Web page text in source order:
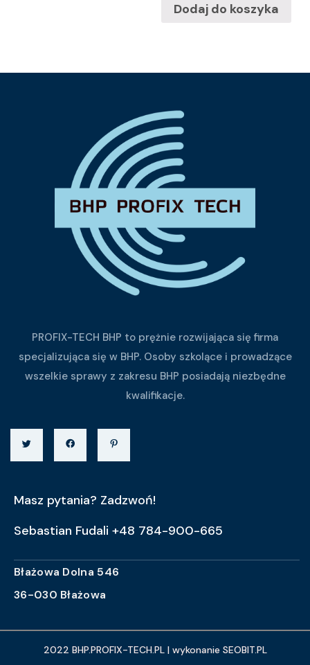
5
Dodaj do koszyka
PROFIX-TECH BHP to prężnie rozwijająca się firma
specjalizująca się w BHP. Osoby szkolące i prowadzące
wszelkie sprawy z zakresu BHP posiadają niezbędne
kwalifikacje.
Masz pytania? Zadzwoń!
Sebastian Fudali +48 784-900-665
Błażowa Dolna 546
36-030 Błażowa
2022 BHP.PROFIX-TECH.PL | wykonanie SEOBIT.PL